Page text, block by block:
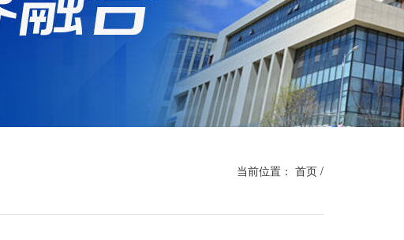
当前位置： 首页 /